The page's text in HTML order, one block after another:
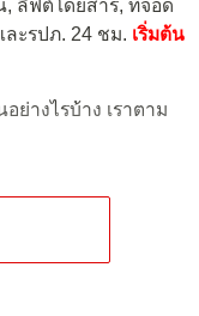
, ลิฟต์โดยสาร, ที่จอด
ละรปภ. 24 ชม. เริ่มต้น
ย่างไรบ้าง เราตาม